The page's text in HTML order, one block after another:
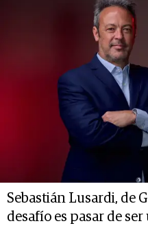
Sebastián Lusardi, de
desafío es pasar de